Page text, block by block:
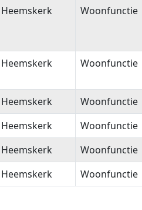
Heemskerk Woonfunctie
Heemskerk Woonfunctie
Heemskerk Woonfunctie
Heemskerk Woonfunctie
Heemskerk Woonfunctie
Heemskerk Woonfunctie